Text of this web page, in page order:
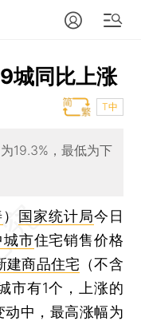
城同比上涨
T中
19.3%，最低为下
） 国家统计局今日
城市住宅销售价格
建商品住宅 （不含
市有1个，上涨的
中，最高涨幅为